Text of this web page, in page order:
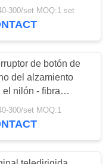
para alzar
300/set MOQ:1 set
de botón de
del alzamiento
el nilón - fibra
de
F24-10S
300/set MOQ:1